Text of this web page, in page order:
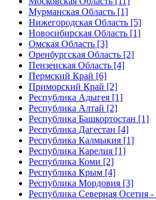
Мурманская Область [1]
Нижегородская Область [5]
Новосибирская Область [1]
Омская Область [3]
Оренбургская Область [2]
Пензенская Область [4]
Пермский Край [6]
Приморский Край [2]
Республика Адыгея [1]
Республика Алтай [2]
Республика Башкортостан [1]
Республика Дагестан [4]
Республика Калмыкия [1]
Республика Карелия [1]
Республика Коми [2]
Республика Крым [4]
Республика Мордовия [3]
Республика Северная Осетия